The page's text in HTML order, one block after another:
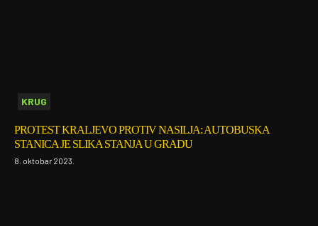
KRUG
PROTEST KRALJEVO PROTIV NASILJA: AUTOBUSKA
STANICA JE SLIKA STANJA U GRADU
8. oktobar 2023.